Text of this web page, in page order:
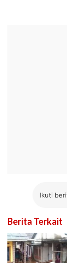
Ikuti
Berita Terkait